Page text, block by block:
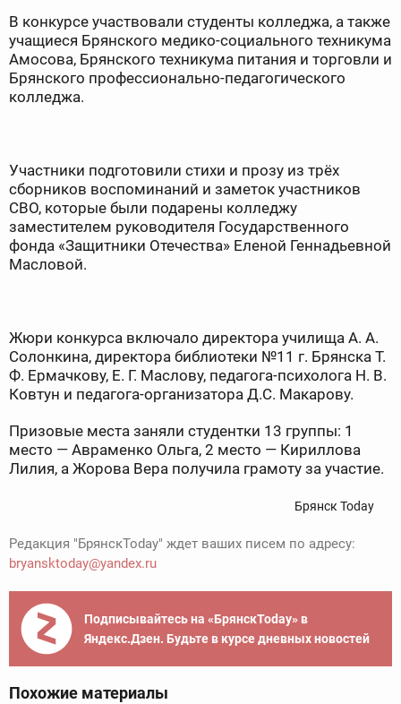
В конкурсе участвовали студенты колледжа, а также
учащиеся Брянского медико-социального техникума
Амосова, Брянского техникума питания и торговли и
Брянского профессионально-педагогического
колледжа.
Участники подготовили стихи и прозу из трёх
сборников воспоминаний и заметок участников
СВО, которые были подарены колледжу
заместителем руководителя Государственного
фонда «Защитники Отечества» Еленой Геннадьевной
Масловой.
Жюри конкурса включало директора училища А. А.
Солонкина, директора библиотеки №11 г. Брянска Т.
Ф. Ермачкову, Е. Г. Маслову, педагога-психолога Н. В.
Ковтун и педагога-организатора Д.С. Макарову.
Призовые места заняли студентки 13 группы: 1
место — Авраменко Ольга, 2 место — Кириллова
Лилия, а Жорова Вера получила грамоту за участие.
Брянск Today
Редакция "БрянскToday" ждет ваших писем по адресу:
bryansktoday@yandex.ru
Подписывайтесь на «БрянскToday» в
Яндекс.Дзен. Будьте в курсе дневных новостей
Похожие материалы